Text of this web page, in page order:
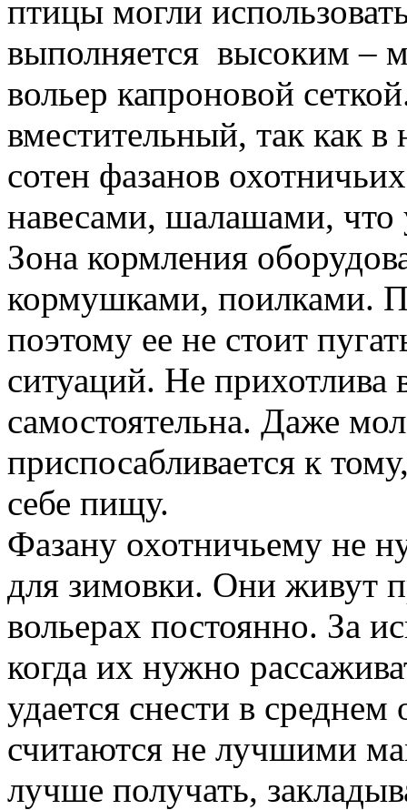
птицы могли
выполняется высоким –
вольер капроновой
вместительный, так как
сотен фазанов
навесами, шалашами, что
Зона кормления
кормушками, поилками.
поэтому ее не стоит
ситуаций. Не прихотлива
самостоятельна. Даже
приспосабливается к
себе пищу.
Фазану охотничьему не
для зимовки. Они живут
вольерах постоянно. За
когда их нужно
удается снести в
считаются не лучшими
лучше получать,